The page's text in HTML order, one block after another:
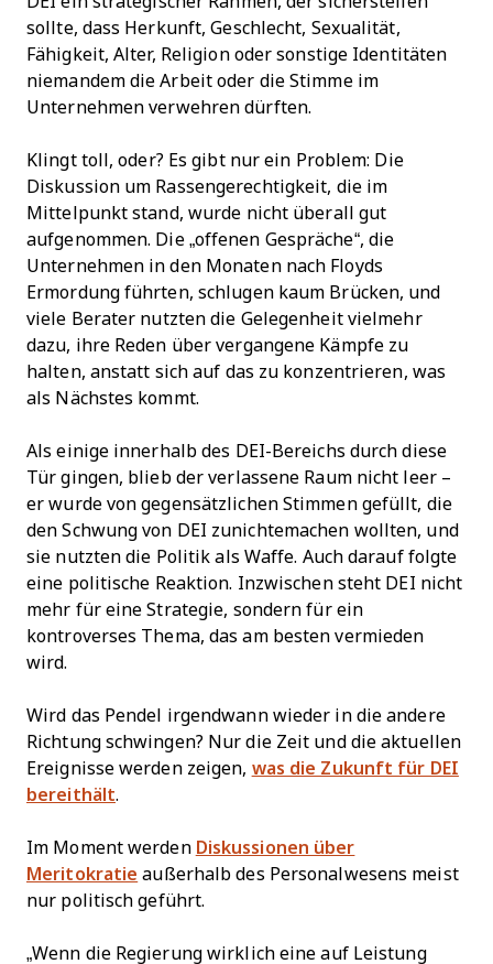
sollte, dass Herkunft, Geschlecht, Sexualität,
Fähigkeit, Alter, Religion oder sonstige Identitäten
niemandem die Arbeit oder die Stimme im
Unternehmen verwehren dürften.
Klingt toll, oder? Es gibt nur ein Problem: Die
Diskussion um Rassengerechtigkeit, die im
Mittelpunkt stand, wurde nicht überall gut
aufgenommen. Die „offenen Gespräche“, die
Unternehmen in den Monaten nach Floyds
Ermordung führten, schlugen kaum Brücken, und
viele Berater nutzten die Gelegenheit vielmehr
dazu, ihre Reden über vergangene Kämpfe zu
halten, anstatt sich auf das zu konzentrieren, was
als Nächstes kommt.
Als einige innerhalb des DEI-Bereichs durch diese
Tür gingen, blieb der verlassene Raum nicht leer –
er wurde von gegensätzlichen Stimmen gefüllt, die
den Schwung von DEI zunichtemachen wollten, und
sie nutzten die Politik als Waffe. Auch darauf folgte
eine politische Reaktion. Inzwischen steht DEI nicht
mehr für eine Strategie, sondern für ein
kontroverses Thema, das am besten vermieden
wird.
Wird das Pendel irgendwann wieder in die andere
Richtung schwingen? Nur die Zeit und die aktuellen
Ereignisse werden zeigen, was die Zukunft für DEI
bereithält.
Im Moment werden Diskussionen über
Meritokratie außerhalb des Personalwesens meist
nur politisch geführt.
„Wenn die Regierung wirklich eine auf Leistung